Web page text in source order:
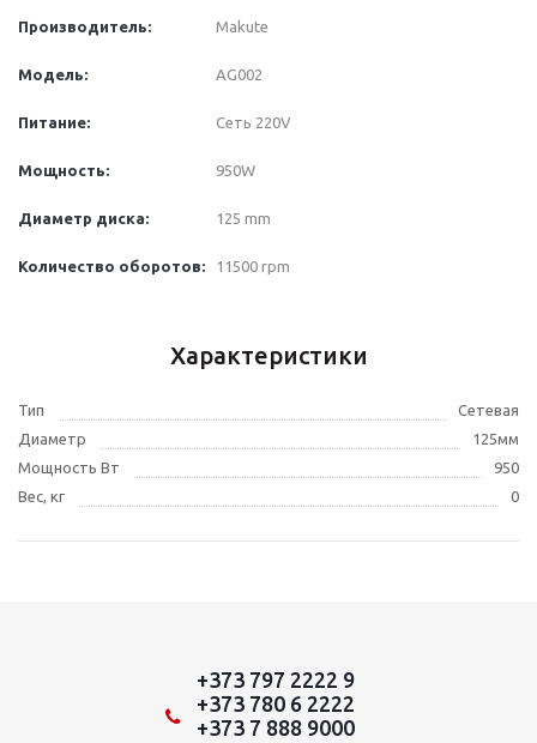
Производитель: Makute
Модель: AG002
Питание: Сеть 220V
Мощность: 950W
Диаметр диска: 125 mm
Количество оборотов: 11500 rpm
Характеристики
Тип
Сетевая
Диаметр
125мм
Мощность Вт
950
Вес, кг
0
+373 797 2222 9
+373 780 6 2222
+373 7 888 9000